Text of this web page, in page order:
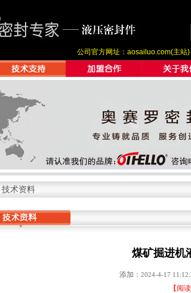
公司官方网址： aosailuo.com(主站)
技术资料
煤矿掘进机
添加： 2024-4-17
【阅